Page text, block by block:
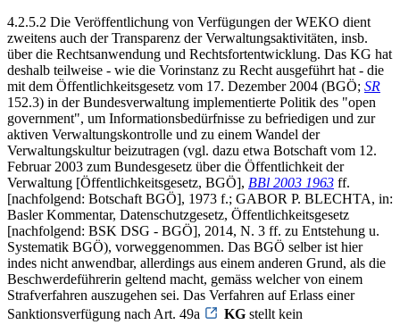
4.2.5.2 Die Veröffentlichung von Verfügungen der WEKO dient
zweitens auch der Transparenz der Verwaltungsaktivitäten, insb.
über die Rechtsanwendung und Rechtsfortentwicklung. Das KG hat
deshalb teilweise - wie die Vorinstanz zu Recht ausgeführt hat - die
mit dem Öffentlichkeitsgesetz vom 17. Dezember 2004 (BGÖ; SR
152.3) in der Bundesverwaltung implementierte Politik des "open
government", um Informationsbedürfnisse zu befriedigen und zur
aktiven Verwaltungskontrolle und zu einem Wandel der
Verwaltungskultur beizutragen (vgl. dazu etwa Botschaft vom 12.
Februar 2003 zum Bundesgesetz über die Öffentlichkeit der
Verwaltung [Öffentlichkeitsgesetz, BGÖ], BBl 2003 1963 ff.
[nachfolgend: Botschaft BGÖ], 1973 f.; GABOR P. BLECHTA, in:
Basler Kommentar, Datenschutzgesetz, Öffentlichkeitsgesetz
[nachfolgend: BSK DSG - BGÖ], 2014, N. 3 ff. zu Entstehung u.
Systematik BGÖ), vorweggenommen. Das BGÖ selber ist hier
indes nicht anwendbar, allerdings aus einem anderen Grund, als die
Beschwerdeführerin geltend macht, gemäss welcher von einem
Strafverfahren auszugehen sei. Das Verfahren auf Erlass einer
Sanktionsverfügung nach Art. 49a
KG stellt kein